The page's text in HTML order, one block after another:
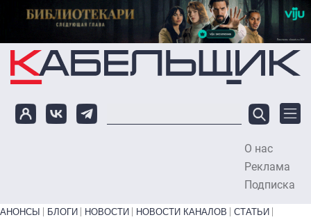
Перейти к основному содержанию
О нас
Реклама
Подписка
Primary links bottom
АНОНСЫ БЛОГИ НОВОСТИ НОВОСТИ КАНАЛОВ
СТАТЬИ